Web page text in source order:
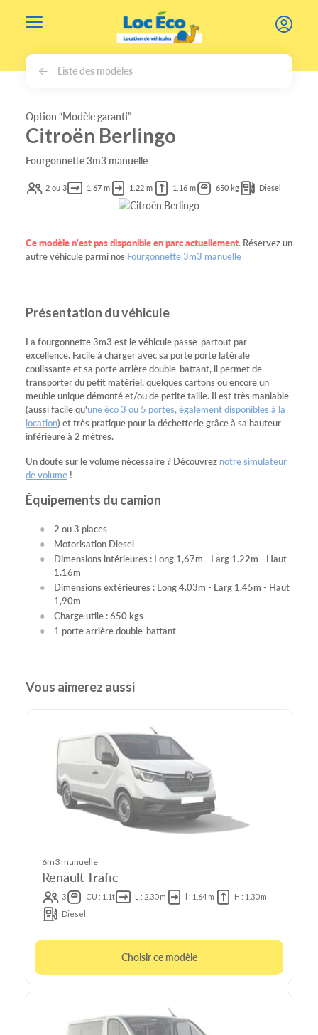
Liste des modèles
Option “Modèle garanti”
Citroën Berlingo
Fourgonnette 3m3 manuelle
2 ou 3 1.67 m 1.22 m 1.16 m 650 kg Diesel
Ce modèle n'est pas disponible en parc actuellement. Réservez un
autre véhicule parmi nos Fourgonnette 3m3 manuelle
Présentation du véhicule
La fourgonnette 3m3 est le véhicule passe-partout par
excellence. Facile à charger avec sa porte porte latérale
coulissante et sa porte arrière double-battant, il permet de
transporter du petit matériel, quelques cartons ou encore un
meuble unique démonté et/ou de petite taille. Il est très maniable
(aussi facile qu'une éco 3 ou 5 portes, également disponibles à la
location) et très pratique pour la déchetterie grâce à sa hauteur
inférieure à 2 mètres.
Un doute sur le volume nécessaire ? Découvrez notre simulateur
de volume !
Équipements du camion
2 ou 3 places
Motorisation Diesel
Dimensions intérieures : Long 1,67m - Larg 1.22m - Haut
1.16m
Dimensions extérieures : Long 4.03m - Larg 1.45m - Haut
1,90m
Charge utile : 650 kgs
1 porte arrière double-battant
Vous aimerez aussi
6m3 manuelle
Renault Trafic
3 CU : 1,1t L : 2,30 m l : 1,64 m
H : 1,30 m
Diesel
Choisir ce modèle